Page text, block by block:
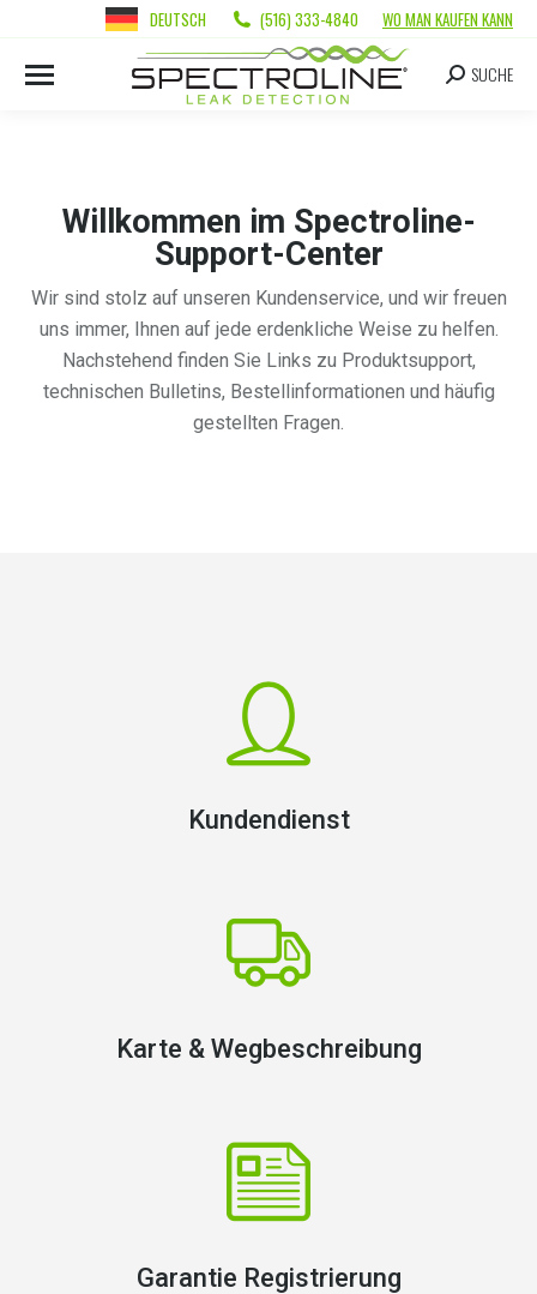
DEUTSCH (516) 333-4840 WO MAN KAUFEN KANN
SUCHE
Willkommen im Spectroline-
Support-Center
Wir sind stolz auf unseren Kundenservice, und wir freuen
uns immer, Ihnen auf jede erdenkliche Weise zu helfen.
Nachstehend finden Sie Links zu Produktsupport,
technischen Bulletins, Bestellinformationen und häufig
gestellten Fragen.
Kundendienst
Karte & Wegbeschreibung
Garantie Registrierung